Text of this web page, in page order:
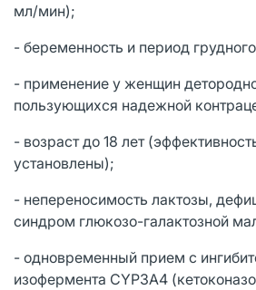
мл/мин);
- беременность и период
- применение у женщин
пользующихся надежной
- возраст до 18 лет
установлены);
- непереносимость лактозы,
синдром глюкозо-галактозной
- одновременный прием с
изофермента CYP3A4 (